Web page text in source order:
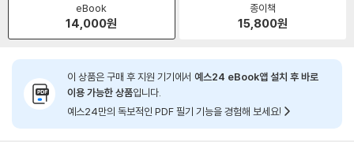
eBook
14,000원
종이책
15,800원
이 상품은 구매 후 지원 기기에서 예스24 eBook앱 설치 후 바로
이용 가능한 상품입니다.
예스24만의 독보적인 PDF 필기 기능을 경험해 보세요!